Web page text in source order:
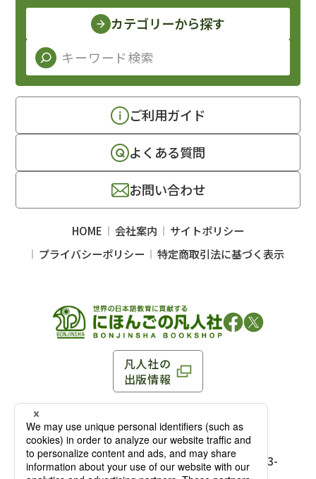
凡人社の
出版情報
〒102-0093 東京都千代田区平河町 1-3-13 8F
TEL：03-3263-3959／FAX：03-3263-3116
〒102-0093 東京都千代田区平河町1-3-
カテゴリーから探す
ご利用ガイド
よくある質問
お問い合わせ
HOME 会社案内
サイトポリシー
プライバシーポリシー
特定商取引法に基づく表示